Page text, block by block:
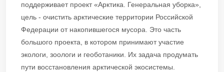
поддерживает проект «Арктика. Генеральная уборка»,
цель - очистить арктические территории Российской
Федерации от накопившегося мусора. Это часть
большого проекта, в котором принимают участие
экологи, зоологи и геоботаники. Их задача продумать
пути восстановления арктической экосистемы.